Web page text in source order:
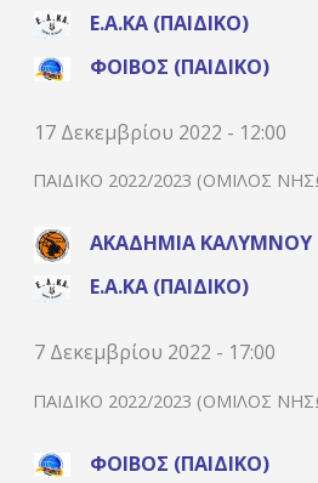
Ε.Α.ΚΑ (ΠΑΙΔΙΚΌ)
ΦΟΊΒΟΣ (ΠΑΙΔΙΚΌ)
17 Δεκεμβρίου 2022 - 12:00
ΠΑΙΔΙΚΌ 2022/2023 (ΌΜΙΛΟΣ
ΑΚΑΔΗΜΊΑ ΚΑΛΎΜΝΟΥ
Ε.Α.ΚΑ (ΠΑΙΔΙΚΌ)
7 Δεκεμβρίου 2022 - 17:00
ΠΑΙΔΙΚΌ 2022/2023 (ΌΜΙΛΟΣ
ΦΟΊΒΟΣ (ΠΑΙΔΙΚΌ)